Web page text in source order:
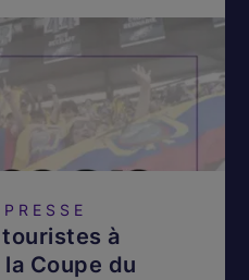
à
Coupe du